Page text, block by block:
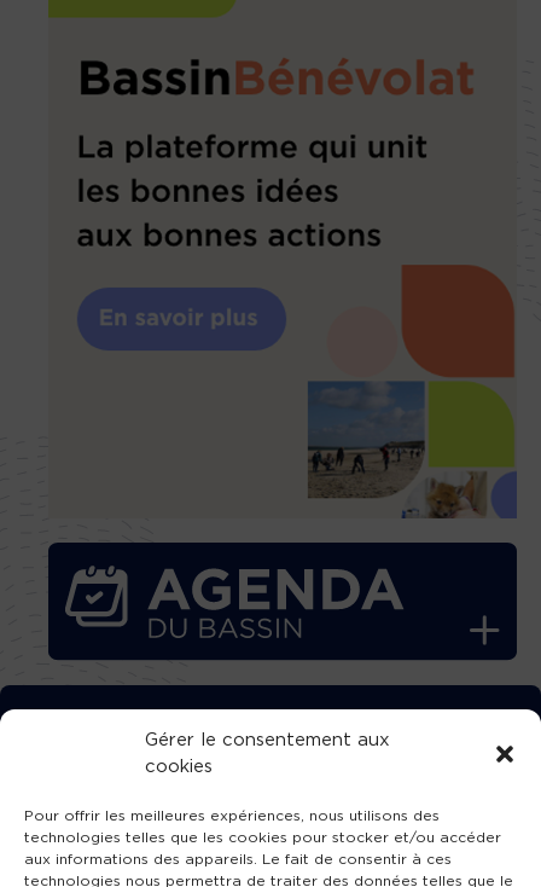
Gérer le consentement aux
cookies
Pour offrir les meilleures expériences, nous utilisons des
technologies telles que les cookies pour stocker et/ou accéder
aux informations des appareils. Le fait de consentir à ces
technologies nous permettra de traiter des données telles que le
TÉLÉCHARGEZ GRATUITEMENT
L’APPLICATION TVBA !